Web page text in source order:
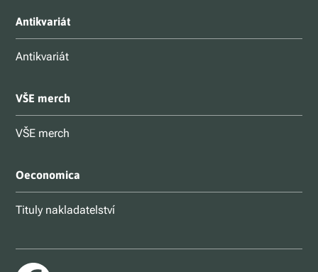
Antikvariát
Antikvariát
VŠE merch
VŠE merch
Oeconomica
Tituly nakladatelství